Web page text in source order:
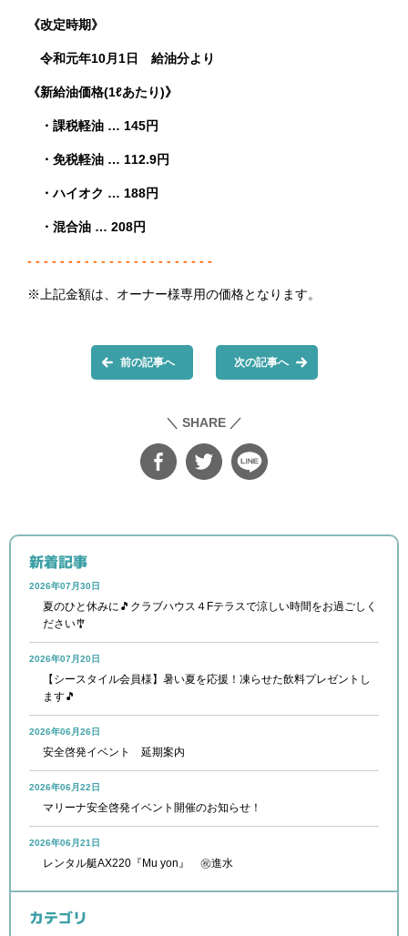
《改定時期》
令和元年10月1日 給油分より
《新給油価格(1ℓあたり)》
・課税軽油 … 145円
・免税軽油 … 112.9円
・ハイオク … 188円
・混合油 … 208円
- - - - - - - - - - - - - - - - - - - - - - -
※上記金額は、オーナー様専用の価格となります。
前の記事へ 次の記事へ
＼ SHARE ／
新着記事
2026年07月30日
夏のひと休みに🎵クラブハウス４Fテラスで涼しい時間をお過ごしく
ださい🎐
2026年07月20日
【シースタイル会員様】暑い夏を応援！凍らせた飲料プレゼントし
ます🎵
2026年06月26日
安全啓発イベント 延期案内
2026年06月22日
マリーナ安全啓発イベント開催のお知らせ！
2026年06月21日
レンタル艇AX220『Mu yon』 ㊗進水
カテゴリ